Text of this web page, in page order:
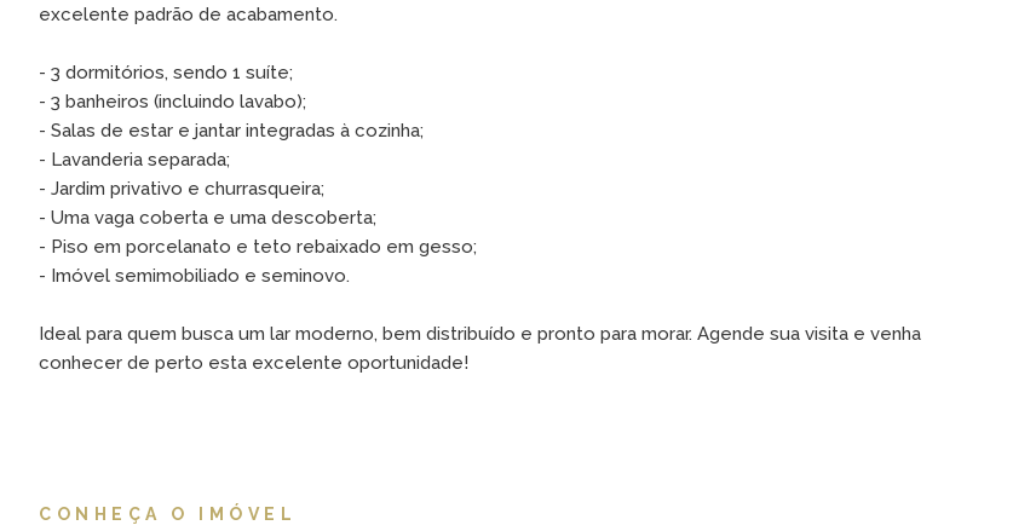
excelente padrão de acabamento.
- 3 dormitórios, sendo 1 suíte;
- 3 banheiros (incluindo lavabo);
- Salas de estar e jantar integradas à cozinha;
- Lavanderia separada;
- Jardim privativo e churrasqueira;
- Uma vaga coberta e uma descoberta;
- Piso em porcelanato e teto rebaixado em gesso;
- Imóvel semimobiliado e seminovo.
Ideal para quem busca um lar moderno, bem distribuído e pronto para morar. Agende sua visita e venha
conhecer de perto esta excelente oportunidade!
CONHEÇA O IMÓVEL